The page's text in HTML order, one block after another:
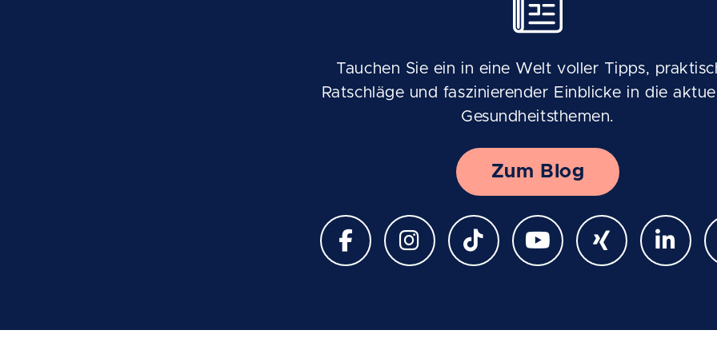
Tauchen Sie ein in eine Welt voller Tipps,
Ratschläge und faszinierender Einblicke in die
Gesundheitsthemen.
Zum Blog